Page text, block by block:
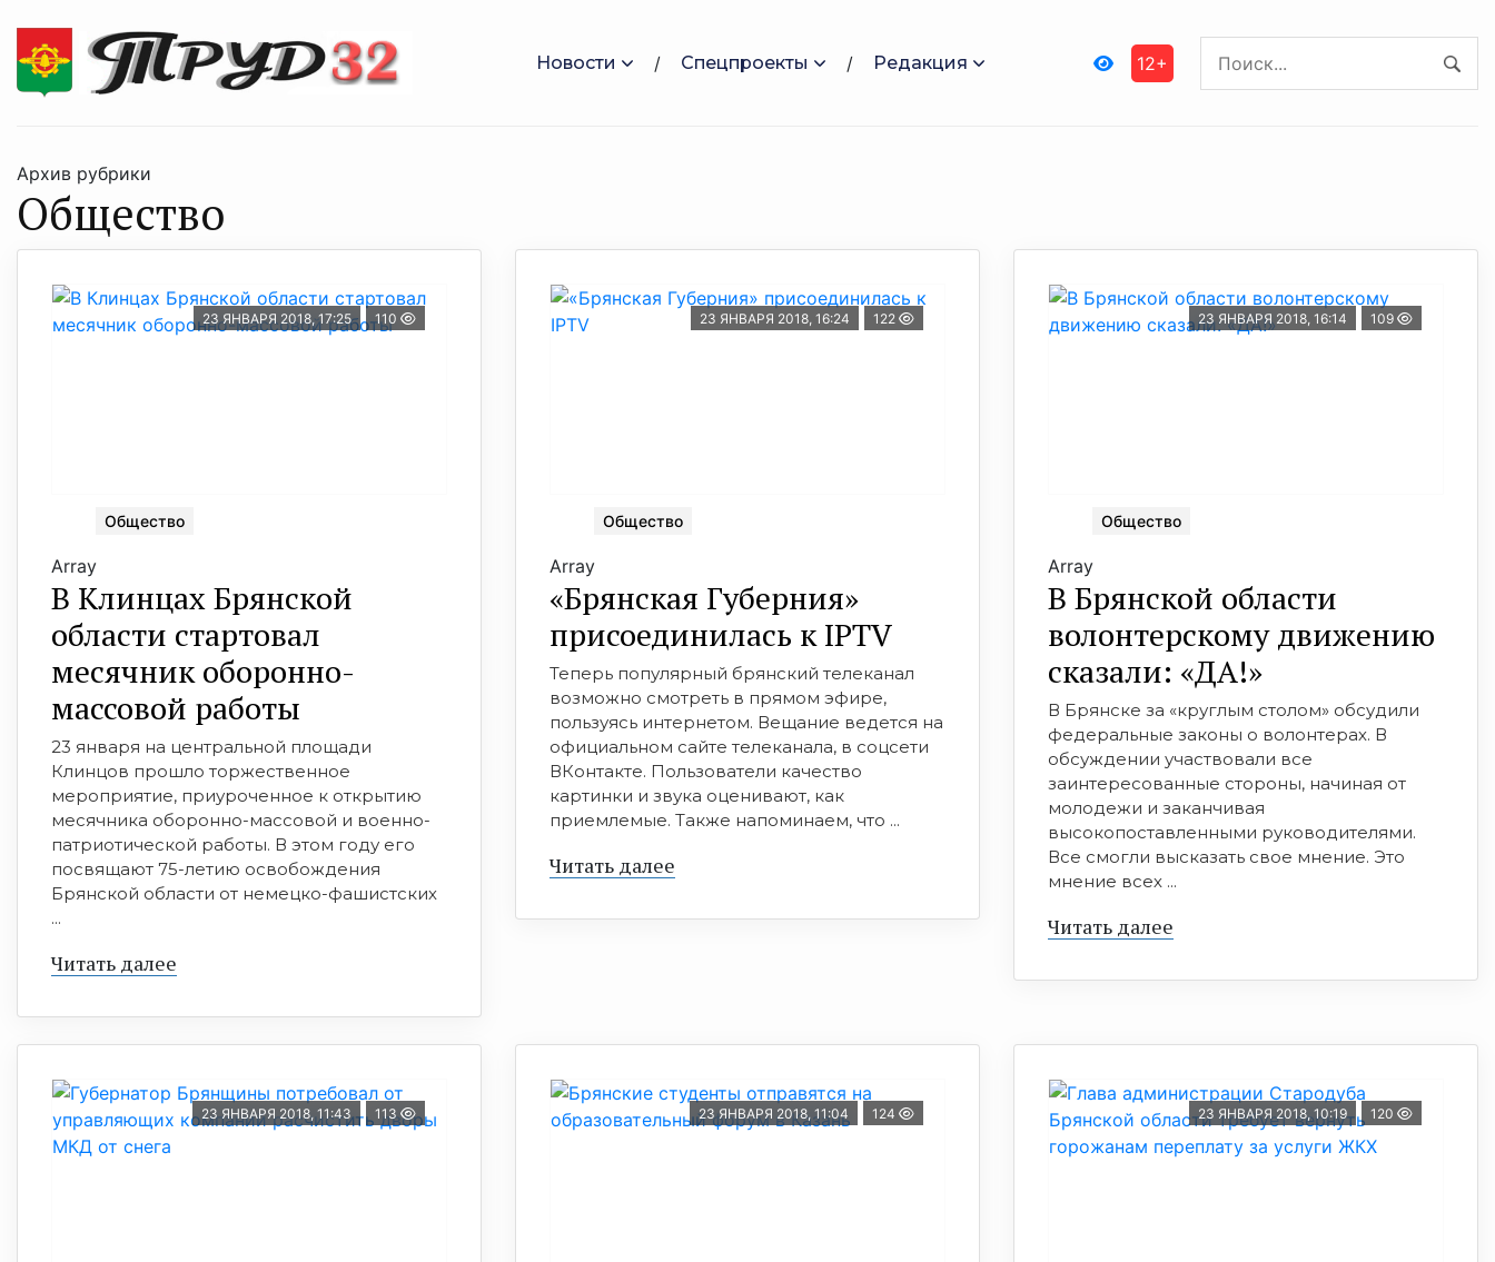
Новости Спецпроекты Редакция 12+
Архив рубрики
Общество
23 ЯНВАРЯ 2018, 17:25 110
Общество
Array
В Клинцах Брянской
области стартовал
месячник оборонно-
массовой работы
23 января на центральной площади
Клинцов прошло торжественное
мероприятие, приуроченное к открытию
месячника оборонно-массовой и военно-
патриотической работы. В этом году его
посвящают 75-летию освобождения
Брянской области от немецко-фашистских
...
Читать далее
23 ЯНВАРЯ 2018, 16:24 122
Общество
Array
«Брянская Губерния»
присоединилась к IPTV
Теперь популярный брянский телеканал
возможно смотреть в прямом эфире,
пользуясь интернетом. Вещание ведется на
официальном сайте телеканала, в соцсети
ВКонтакте. Пользователи качество
картинки и звука оценивают, как
приемлемые. Также напоминаем, что ...
Читать далее
23 ЯНВАРЯ 2018, 16:14 109
Общество
Array
В Брянской области
волонтерскому движению
сказали: «ДА!»
В Брянске за «круглым столом» обсудили
федеральные законы о волонтерах. В
обсуждении участвовали все
заинтересованные стороны, начиная от
молодежи и заканчивая
высокопоставленными руководителями.
Все смогли высказать свое мнение. Это
мнение всех ...
Читать далее
23 ЯНВАРЯ 2018, 11:43 113 23 ЯНВАРЯ 2018, 11:04 124 23 ЯНВАРЯ 2018, 10:19 120